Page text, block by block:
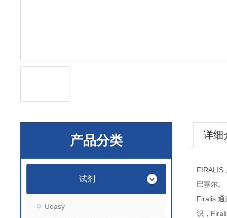
产品分类
试剂
Ueasy
详细
FIRALIS
巴塞尔。
Firalis 通
识，